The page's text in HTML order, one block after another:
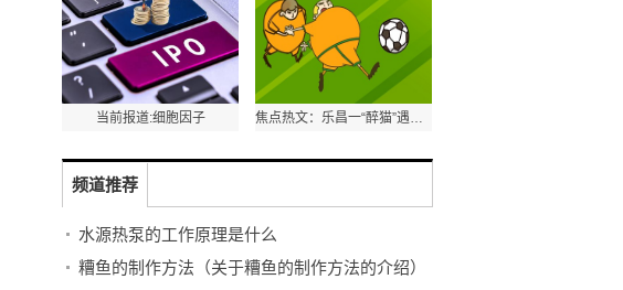
当前报道:细胞因子 焦点热文：乐昌一“醉猫”遇阿sir冲卡，结果...
频道推荐
水源热泵的工作原理是什么
糟鱼的制作方法（关于糟鱼的制作方法的介绍）